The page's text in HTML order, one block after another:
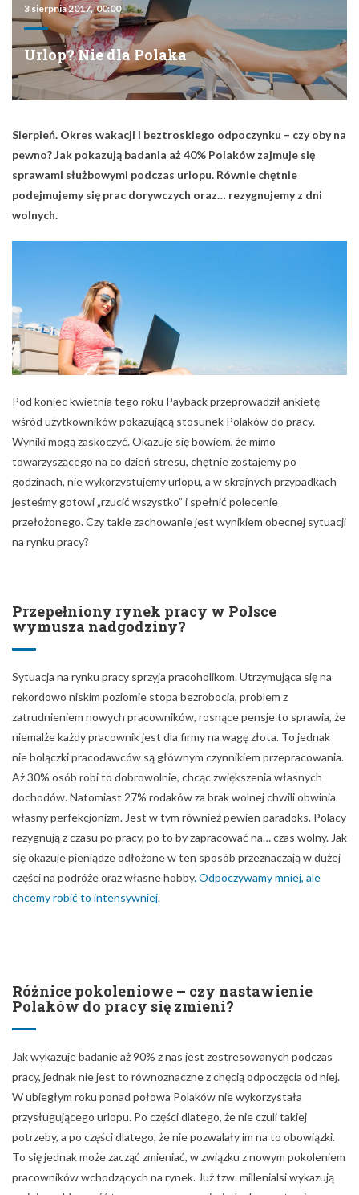
3 sierpnia 2017, 00:00
Urlop? Nie dla Polaka
Sierpień. Okres wakacji i beztroskiego odpoczynku – czy oby na
pewno? Jak pokazują badania aż 40% Polaków zajmuje się
sprawami służbowymi podczas urlopu. Równie chętnie
podejmujemy się prac dorywczych oraz… rezygnujemy z dni
wolnych.
Pod koniec kwietnia tego roku Payback przeprowadził ankietę
wśród użytkowników pokazującą stosunek Polaków do pracy.
Wyniki mogą zaskoczyć. Okazuje się bowiem, że mimo
towarzyszącego na co dzień stresu, chętnie zostajemy po
godzinach, nie wykorzystujemy urlopu, a w skrajnych przypadkach
jesteśmy gotowi „rzucić wszystko” i spełnić polecenie
przełożonego. Czy takie zachowanie jest wynikiem obecnej sytuacji
na rynku pracy?
Przepełniony rynek pracy w Polsce
wymusza nadgodziny?
Sytuacja na rynku pracy sprzyja pracoholikom. Utrzymująca się na
rekordowo niskim poziomie stopa bezrobocia, problem z
zatrudnieniem nowych pracowników, rosnące pensje to sprawia, że
niemalże każdy pracownik jest dla firmy na wagę złota. To jednak
nie bolączki pracodawców są głównym czynnikiem przepracowania.
Aż 30% osób robi to dobrowolnie, chcąc zwiększenia własnych
dochodów. Natomiast 27% rodaków za brak wolnej chwili obwinia
własny perfekcjonizm. Jest w tym również pewien paradoks. Polacy
rezygnują z czasu po pracy, po to by zapracować na… czas wolny. Jak
się okazuje pieniądze odłożone w ten sposób przeznaczają w dużej
części na podróże oraz własne hobby. Odpoczywamy mniej, ale
chcemy robić to intensywniej.
Różnice pokoleniowe – czy nastawienie
Polaków do pracy się zmieni?
Jak wykazuje badanie aż 90% z nas jest zestresowanych podczas
pracy, jednak nie jest to równoznaczne z chęcią odpoczęcia od niej.
W ubiegłym roku ponad połowa Polaków nie wykorzystała
przysługującego urlopu. Po części dlatego, że nie czuli takiej
potrzeby, a po części dlatego, że nie pozwalały im na to obowiązki.
To się jednak może zacząć zmieniać, w związku z nowym pokoleniem
pracowników wchodzących na rynek. Już tzw. millenialsi wykazują